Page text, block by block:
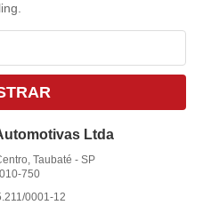
Ltda
Taubaté -SP
750
0001-12